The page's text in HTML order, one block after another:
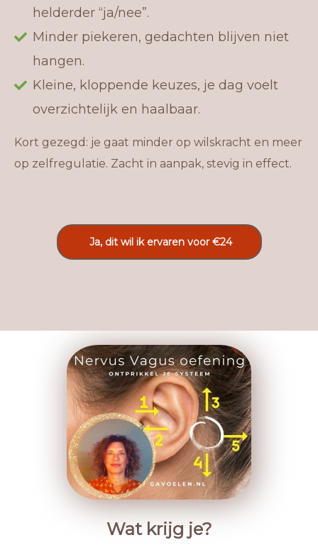
helderder “ja/nee”.
Minder piekeren, gedachten blijven niet
hangen.
Kleine, kloppende keuzes, je dag voelt
overzichtelijk en haalbaar.
Kort gezegd: je gaat minder op wilskracht en meer
op zelfregulatie. Zacht in aanpak, stevig in effect.
Ja, dit wil ik ervaren voor €24
Wat krijg je?